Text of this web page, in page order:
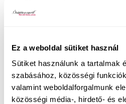
Ez a weboldal sütiket használ
Sütiket használunk a tartalmak
szabásához, közösségi
valamint weboldalforgalmunk
közösségi média-, hirdető- és